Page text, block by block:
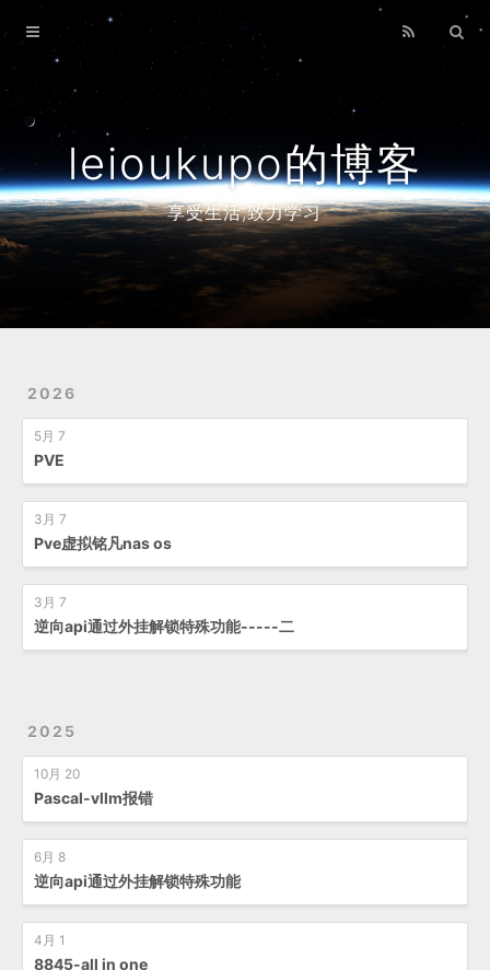
leioukupo的博客
享受生活,致力学习
2026
5月 7
PVE
3月 7
Pve虚拟铭凡nas os
3月 7
逆向api通过外挂解锁特殊功能-----二
2025
10月 20
Pascal-vllm报错
6月 8
逆向api通过外挂解锁特殊功能
4月 1
8845-all in one
Home